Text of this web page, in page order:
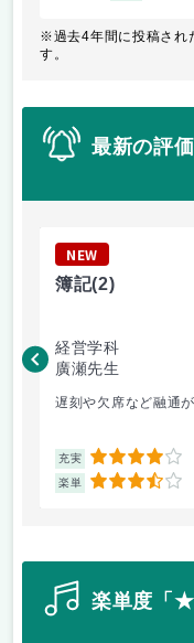
※過去4年間に投稿され
す。
最新の評
NEW
簿記(2)
経営学科
廣瀬先生
遅刻や欠席など融通
充実 4
楽単 3.5
楽単度「